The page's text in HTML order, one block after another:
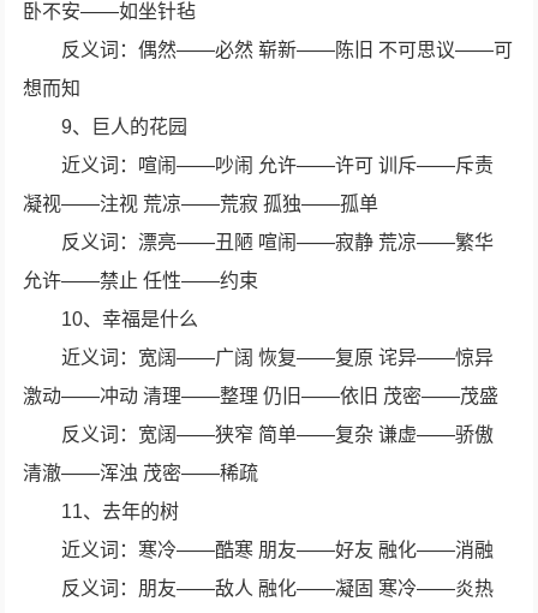
卧不安——如坐针毡
反义词：偶然——必然 崭新——陈旧 不可思议——可
想而知
9、巨人的花园
近义词：喧闹——吵闹 允许——许可 训斥——斥责
凝视——注视 荒凉——荒寂 孤独——孤单
反义词：漂亮——丑陋 喧闹——寂静 荒凉——繁华
允许——禁止 任性——约束
10、幸福是什么
近义词：宽阔——广阔 恢复——复原 诧异——惊异
激动——冲动 清理——整理 仍旧——依旧 茂密——茂盛
反义词：宽阔——狭窄 简单——复杂 谦虚——骄傲
清澈——浑浊 茂密——稀疏
11、去年的树
近义词：寒冷——酷寒 朋友——好友 融化——消融
反义词：朋友——敌人 融化——凝固 寒冷——炎热